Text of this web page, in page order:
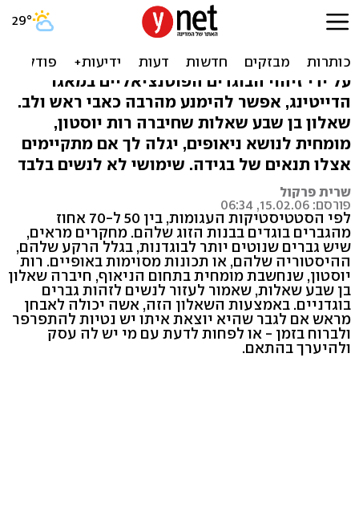
האם את יוצאת עם בוגד
פוטנציאלי?
על ידי זיהוי הבוגדים הפוטנציאליים במאגר
הדייטינג, אפשר להימנע מהרבה כאבי ראש ולב.
שאלון בן שבע שאלות שחיברה רות יוסטון,
מומחית לנושא ניאופים, יגלה לך אם מתקיימים
אצלו תנאים של בגידה. שימושי לא לנשים בלבד
שרית פרקול
פורסם: 15.02.06, 06:34
לפי הסטטיסטיקות העגומות, בין 50 ל-70 אחוז
מהגברים בוגדים בבנות הזוג שלהם. מחקרים מראים,
שיש גברים שנוטים יותר לבוגדנות, בגלל הרקע שלהם,
ההיסטוריה שלהם, או תכונות מסוימות באופיים. רות
יוסטון, שנחשבת מומחית בתחום הניאוף, חיברה שאלון
בן שבע שאלות, שאמור לעזור לנשים לזהות גברים
בוגדניים. באמצעות השאלון הזה, אשה יכולה לאבחן
מראש אם לגבר שהיא יוצאת איתו יש נטיות להתפרפר
ולברוח בזמן - או לפחות לדעת עם מי יש לה עסק
ולהיערך בהתאם.